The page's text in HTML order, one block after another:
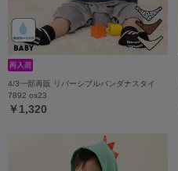
4/3一部再販 リバーシブルバンダナスタイ
7892 os23
￥1,320